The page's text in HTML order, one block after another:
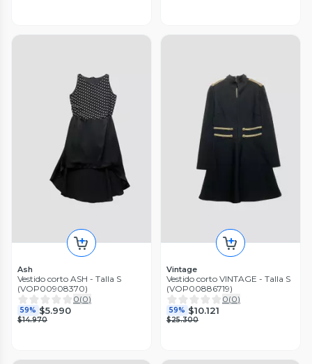
Ash
Vestido corto ASH - Talla S
(VOP00908370)
0(0)
59% $5.990
$14.970
Vintage
Vestido corto VINTAGE - Talla S
(VOP00886719)
0(0)
59% $10.121
$25.300